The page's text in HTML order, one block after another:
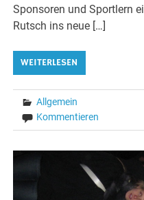
Sponsoren und Sportlern
Rutsch ins neue […]
WEITERLESEN
Allgemein
Kommentieren